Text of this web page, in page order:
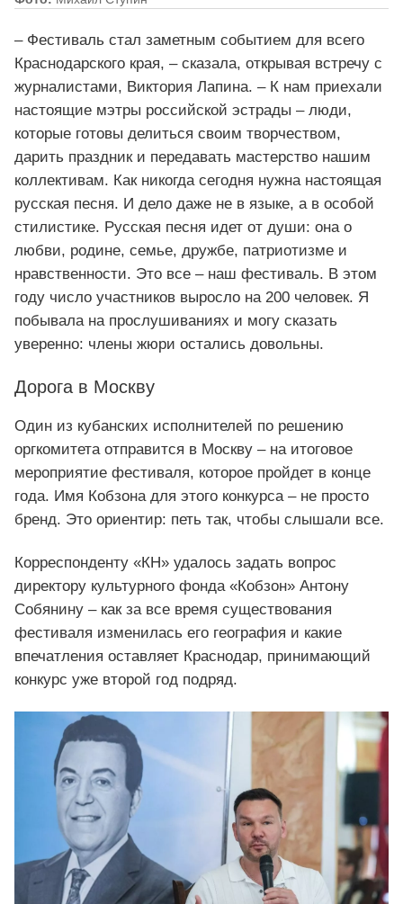
– Фестиваль стал заметным событием для всего
Краснодарского края, – сказала, открывая встречу с
журналистами, Виктория Лапина. – К нам приехали
настоящие мэтры российской эстрады – люди,
которые готовы делиться своим творчеством,
дарить праздник и передавать мастерство нашим
коллективам. Как никогда сегодня нужна настоящая
русская песня. И дело даже не в языке, а в особой
стилистике. Русская песня идет от души: она о
любви, родине, семье, дружбе, патриотизме и
нравственности. Это все – наш фестиваль. В этом
году число участников выросло на 200 человек. Я
побывала на прослушиваниях и могу сказать
уверенно: члены жюри остались довольны.
Дорога в Москву
Один из кубанских исполнителей по решению
оргкомитета отправится в Москву – на итоговое
мероприятие фестиваля, которое пройдет в конце
года. Имя Кобзона для этого конкурса – не просто
бренд. Это ориентир: петь так, чтобы слышали все.
Корреспонденту «КН» удалось задать вопрос
директору культурного фонда «Кобзон» Антону
Собянину – как за все время существования
фестиваля изменилась его география и какие
впечатления оставляет Краснодар, принимающий
конкурс уже второй год подряд.